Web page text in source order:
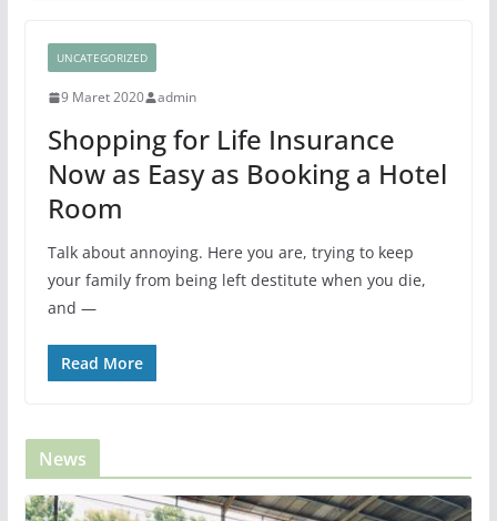
UNCATEGORIZED
9 Maret 2020 admin
Shopping for Life Insurance
Now as Easy as Booking a Hotel
Room
Talk about annoying. Here you are, trying to keep
your family from being left destitute when you die,
and —
Read More
News